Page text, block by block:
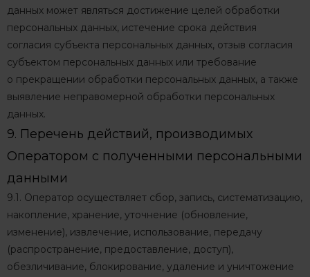
данных может являться достижение целей обработки
персональных данных, истечение срока действия
согласия субъекта персональных данных, отзыв согласия
субъектом персональных данных или требование
о прекращении обработки персональных данных, а также
выявление неправомерной обработки персональных
данных.
9. Перечень действий, производимых
Оператором с полученными персональными
данными
9.1. Оператор осуществляет сбор, запись, систематизацию,
накопление, хранение, уточнение (обновление,
изменение), извлечение, использование, передачу
(распространение, предоставление, доступ),
обезличивание, блокирование, удаление и уничтожение